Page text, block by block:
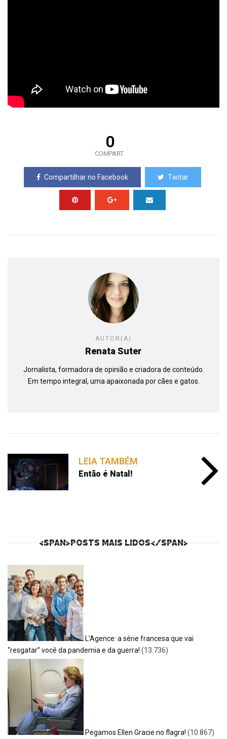
0
COMPART.
Compartilhar no Facebook Twitar
AUTOR(A)
Renata Suter
Jornalista, formadora de opinião e criadora de conteúdo.
Em tempo integral, uma apaixonada por cães e gatos.
LEIA TAMBÉM
Então é Natal!
<SPAN>POSTS MAIS LIDOS</SPAN>
L’Agence: a série francesa que vai
“resgatar” você da pandemia e da guerra! (13.736)
Pegamos Ellen Gracie no flagra! (10.867)